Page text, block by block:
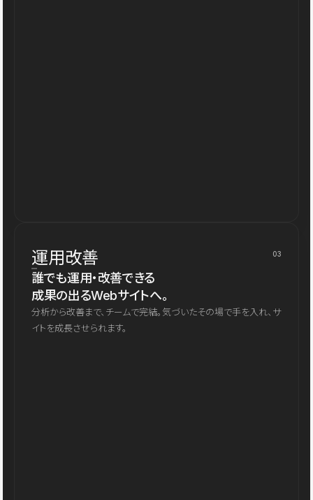
運用改善 03
誰でも運用・改善できる
成果の出るWebサイトへ。
分析から改善まで、チームで完結。気づいたその場で手を入れ、サ
イトを成長させられます。